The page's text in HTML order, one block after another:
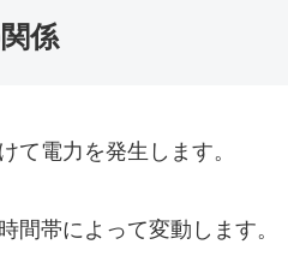
係
て電力を発生します。
間帯によって変動します。